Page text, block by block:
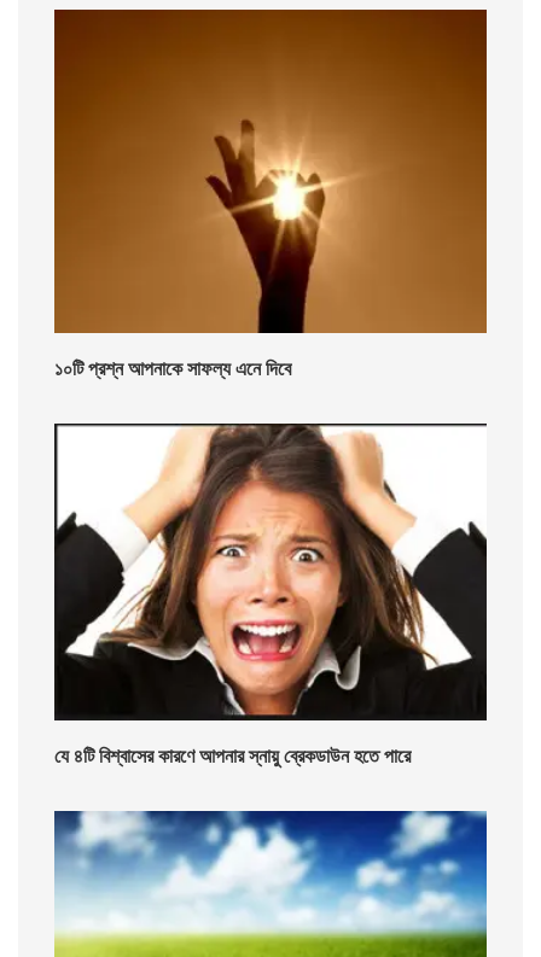
১০টি প্রশ্ন আপনাকে সাফল্য এনে দিবে
যে ৪টি বিশ্বাসের কারণে আপনার স্নায়ু ব্রেকডাউন হতে পারে